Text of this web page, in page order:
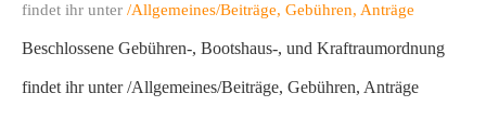
findet ihr unter /Allgemeines/Beiträge, Gebühren, Anträge
Beschlossene Gebühren-, Bootshaus-, und Kraftraumordnung
findet ihr unter /Allgemeines/Beiträge, Gebühren, Anträge